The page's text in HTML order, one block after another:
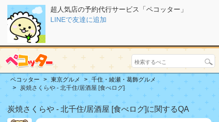
超人気店の予約代行サービス「ペコッター」
LINEで友達に追加
ペコッター 東京グルメ
千住・綾瀬・葛飾グルメ
炭焼さくらや - 北千住/居酒屋 [食べログ]
炭焼さくらや - 北千住/居酒屋 [食べログ]に関するQA